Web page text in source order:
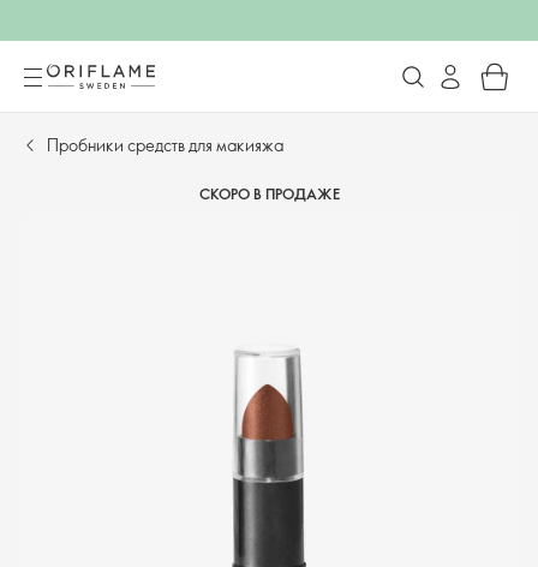
Пробники средств для макияжа
СКОРО В ПРОДАЖЕ